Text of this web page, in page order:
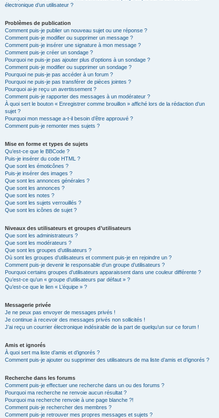
électronique d’un utilisateur ?
Problèmes de publication
Comment puis-je publier un nouveau sujet ou une réponse ?
Comment puis-je modifier ou supprimer un message ?
Comment puis-je insérer une signature à mon message ?
Comment puis-je créer un sondage ?
Pourquoi ne puis-je pas ajouter plus d’options à un sondage ?
Comment puis-je modifier ou supprimer un sondage ?
Pourquoi ne puis-je pas accéder à un forum ?
Pourquoi ne puis-je pas transférer de pièces jointes ?
Pourquoi ai-je reçu un avertissement ?
Comment puis-je rapporter des messages à un modérateur ?
À quoi sert le bouton « Enregistrer comme brouillon » affiché lors de la rédaction d’un
sujet ?
Pourquoi mon message a-t-il besoin d’être approuvé ?
Comment puis-je remonter mes sujets ?
Mise en forme et types de sujets
Qu’est-ce que le BBCode ?
Puis-je insérer du code HTML ?
Que sont les émoticônes ?
Puis-je insérer des images ?
Que sont les annonces générales ?
Que sont les annonces ?
Que sont les notes ?
Que sont les sujets verrouillés ?
Que sont les icônes de sujet ?
Niveaux des utilisateurs et groupes d’utilisateurs
Que sont les administrateurs ?
Que sont les modérateurs ?
Que sont les groupes d’utilisateurs ?
Où sont les groupes d’utilisateurs et comment puis-je en rejoindre un ?
Comment puis-je devenir le responsable d’un groupe d’utilisateurs ?
Pourquoi certains groupes d’utilisateurs apparaissent dans une couleur différente ?
Qu’est-ce qu’un « groupe d’utilisateurs par défaut » ?
Qu’est-ce que le lien « L’équipe » ?
Messagerie privée
Je ne peux pas envoyer de messages privés !
Je continue à recevoir des messages privés non sollicités !
J’ai reçu un courrier électronique indésirable de la part de quelqu’un sur ce forum !
Amis et ignorés
À quoi sert ma liste d’amis et d’ignorés ?
Comment puis-je ajouter ou supprimer des utilisateurs de ma liste d’amis et d’ignorés ?
Recherche dans les forums
Comment puis-je effectuer une recherche dans un ou des forums ?
Pourquoi ma recherche ne renvoie aucun résultat ?
Pourquoi ma recherche renvoie à une page blanche ?!
Comment puis-je rechercher des membres ?
Comment puis-je retrouver mes propres messages et sujets ?